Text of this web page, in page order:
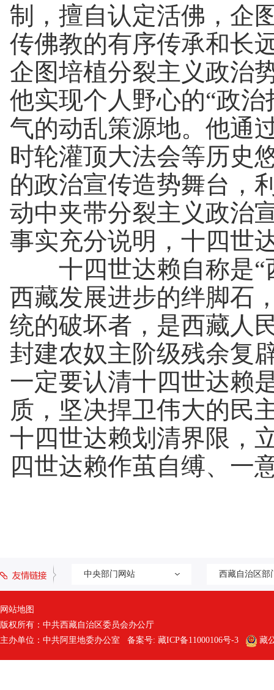
制，擅自认定活佛，企
传佛教的有序传承和长
企图培植分裂主义政治
他实现个人野心的“政
气的动乱策源地。他通
时轮灌顶大法会等历史
的政治宣传造势舞台，
动中夹带分裂主义政治
事实充分说明，十四世
十四世达赖自称是“
西藏发展进步的绊脚石
统的破坏者，是西藏人
封建农奴主阶级残余复
一定要认清十四世达赖
质，坚决捍卫伟大的民
十四世达赖划清界限，
四世达赖作茧自缚、一
中央部门网站 西藏自治区部
网站地图
版权所有：中共西藏自治区委员会办公厅
主办单位：中共阿里地委办公室 备案号: 藏ICP备11000106号-3 藏